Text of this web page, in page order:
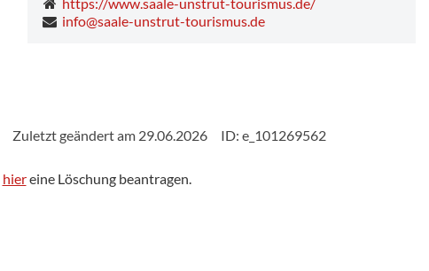
info@saale-unstrut-tourismus.de
Zuletzt geändert am 29.06.2026 ID: e_101269562
hiereine Löschung beantragen.